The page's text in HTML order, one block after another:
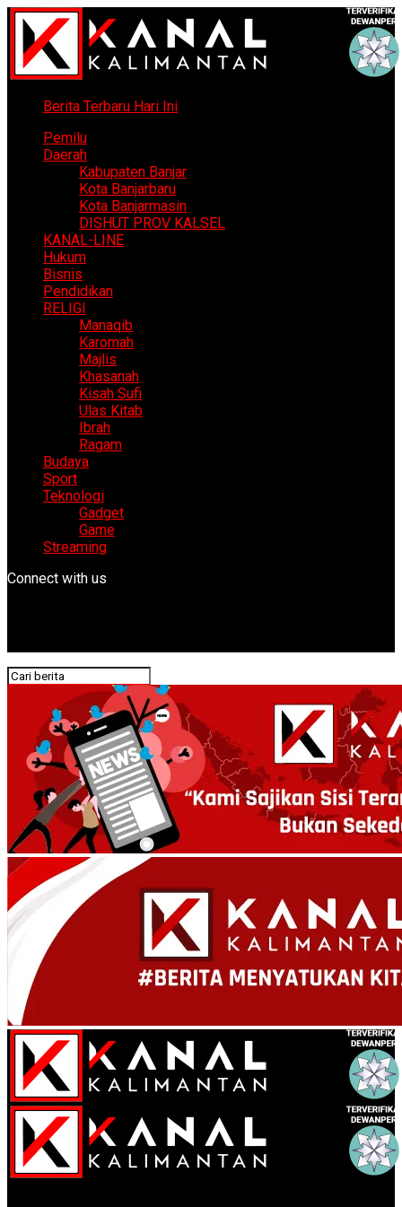
Berita Terbaru Hari Ini
Pemilu
Daerah
Kabupaten Banjar
Kota Banjarbaru
Kota Banjarmasin
DISHUT PROV KALSEL
KANAL-LINE
Hukum
Bisnis
Pendidikan
RELIGI
Manaqib
Karomah
Majlis
Khasanah
Kisah Sufi
Ulas Kitab
Ibrah
Ragam
Budaya
Sport
Teknologi
Gadget
Game
Streaming
Connect with us